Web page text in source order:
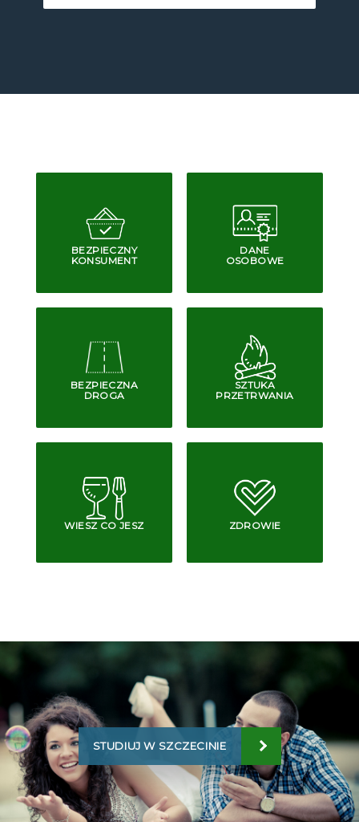
BEZPIECZNY
KONSUMENT
DANE
OSOBOWE
BEZPIECZNA
DROGA
SZTUKA
PRZETRWANIA
WIESZ CO JESZ ZDROWIE
STUDIUJ W SZCZECINIE